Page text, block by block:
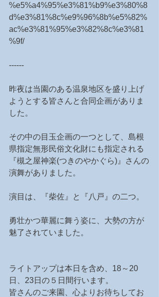
%e5%a4%95%e3%81%b9%e3%80%8
d%e3%81%8c%e9%96%8b%e5%82%
ac%e3%81%95%e3%82%8c%e3%81
%9f/
------
昨夜は当園のある温泉地区を盛り上げ
ようとする皆さんと合同企画がありま
した。
その中の目玉企画の一つとして、島根
県指定無形民俗文化財にも指定される
『槻之屋神楽(つきのやかぐら)』さんの
演舞がありました。
演目は、『柴佐』と『八戸』の二つ。
勇壮かつ華麗に舞う姿に、大勢の方が
魅了されていました。
ライトアップは本日を含め、18～20
日、23日の５日間行います。
皆さんのご来園、心よりお待ちしてお